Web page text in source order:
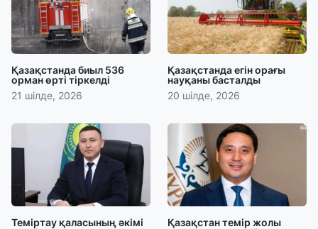
Қазақстанда биыл 536
орман өрті тіркелді
21 шілде, 2026
Қазақстанда егін орағы
науқаны басталды
20 шілде, 2026
Теміртау қаласының әкімі
Қазақстан темір жолы